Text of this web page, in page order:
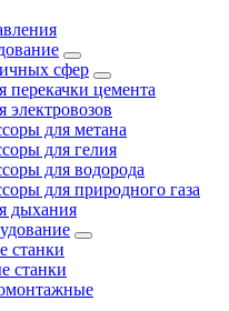
сфер
перекачки цемента
электровозов
для метана
для гелия
для водорода
для природного газа
дыхания
станки
станки